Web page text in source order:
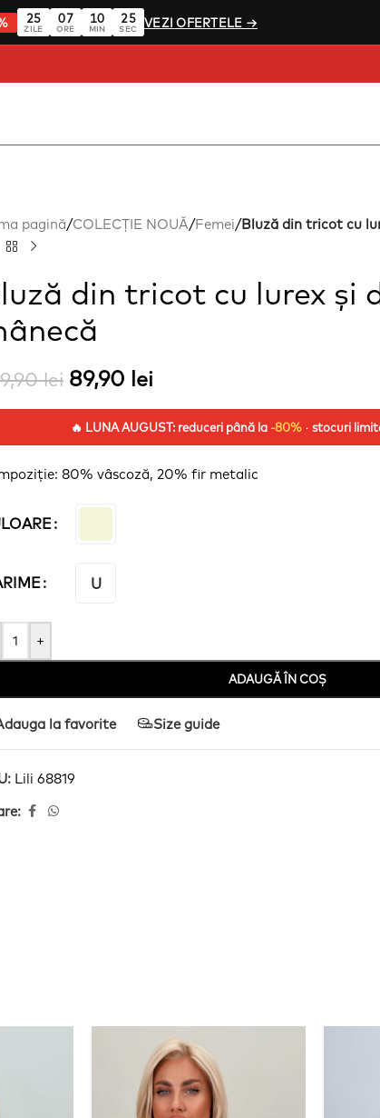
25
ZILE
07
ORE
10
MIN
24
SEC VEZI OFERTELE →
pagină/COLECȚIE NOUĂ/Femei/Bluză din tricot cu
din tricot cu lurex și
lei 89,90 lei
🔥 LUNA AUGUST: reduceri până la -80%· stocuri
: 80% vâscoză, 20% fir metalic
U
+
ADAUGĂ ÎN COȘ
la favorite Size guide
Lili 68819